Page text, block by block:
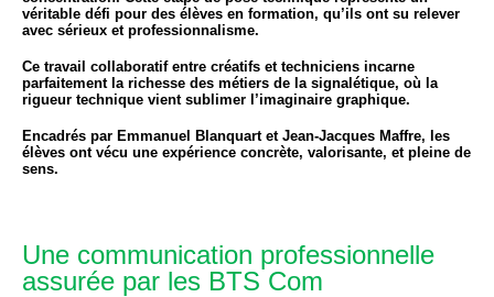
véritable défi pour des élèves en formation, qu’ils ont su relever
avec sérieux et professionnalisme.
Ce travail collaboratif entre créatifs et techniciens incarne
parfaitement la richesse des métiers de la signalétique, où la
rigueur technique vient sublimer l’imaginaire graphique.
Encadrés par Emmanuel Blanquart et Jean-Jacques Maffre, les
élèves ont vécu une expérience concrète, valorisante, et pleine de
sens.
Une communication professionnelle
assurée par les BTS Com